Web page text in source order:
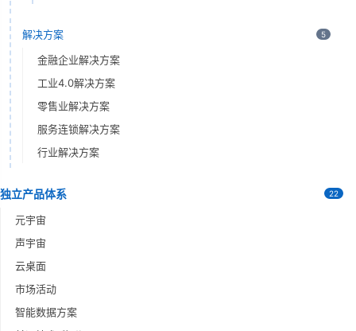
解决方案 5
金融企业解决方案
工业4.0解决方案
零售业解决方案
服务连锁解决方案
行业解决方案
独立产品体系 22
元宇宙
声宇宙
云桌面
市场活动
智能数据方案